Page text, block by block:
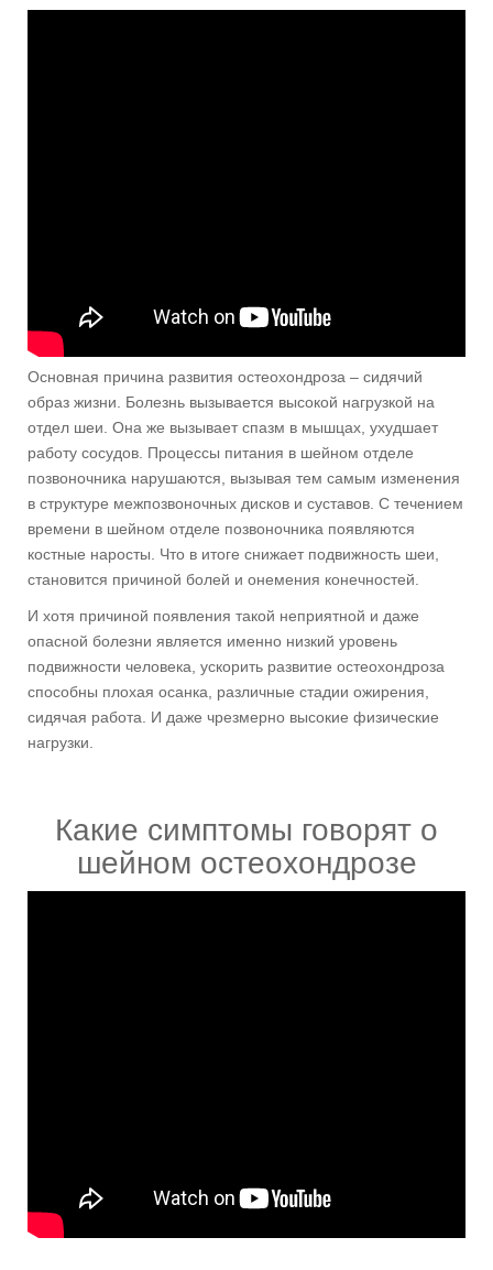
Основная причина развития остеохондроза – сидячий
образ жизни. Болезнь вызывается высокой нагрузкой на
отдел шеи. Она же вызывает спазм в мышцах, ухудшает
работу сосудов. Процессы питания в шейном отделе
позвоночника нарушаются, вызывая тем самым изменения
в структуре межпозвоночных дисков и суставов. С течением
времени в шейном отделе позвоночника появляются
костные наросты. Что в итоге снижает подвижность шеи,
становится причиной болей и онемения конечностей.
И хотя причиной появления такой неприятной и даже
опасной болезни является именно низкий уровень
подвижности человека, ускорить развитие остеохондроза
способны плохая осанка, различные стадии ожирения,
сидячая работа. И даже чрезмерно высокие физические
нагрузки.
Какие симптомы говорят о
шейном остеохондрозе